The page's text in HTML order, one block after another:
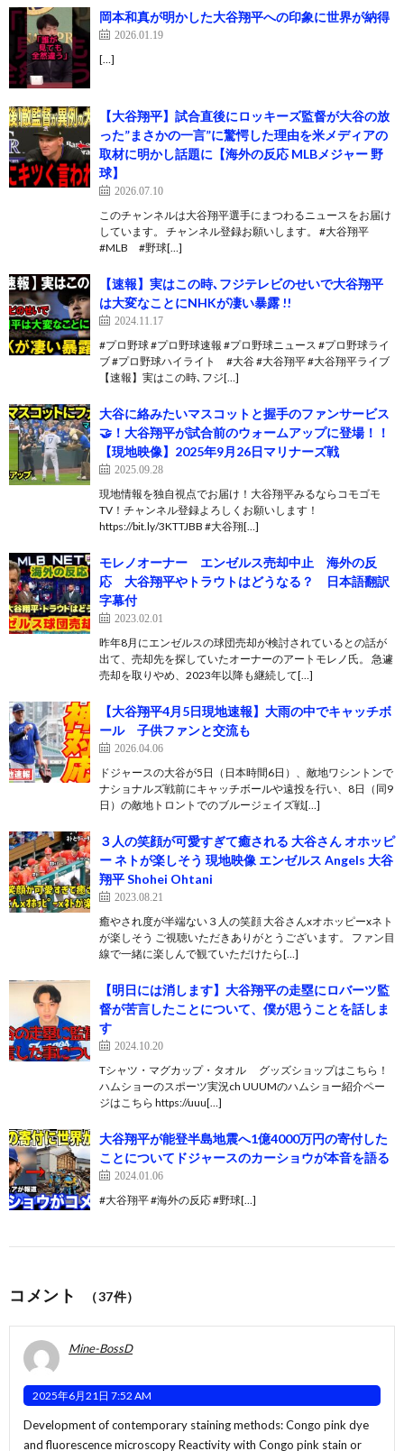
岡本和真が明かした大谷翔平への印象に世界が納得
2026.01.19
[…]
【大谷翔平】試合直後にロッキーズ監督が大谷の放
った”まさかの一言”に驚愕した理由を米メディアの
取材に明かし話題に【海外の反応 MLBメジャー 野
球】
2026.07.10
このチャンネルは大谷翔平選手にまつわるニュースをお届け
しています。 チャンネル登録お願いします。 #大谷翔平
#MLB #野球[…]
【速報】実はこの時､フジテレビのせいで大谷翔平
は大変なことにNHKが凄い暴露 !!
2024.11.17
#プロ野球 #プロ野球速報 #プロ野球ニュース #プロ野球ライ
ブ #プロ野球ハイライト #大谷 #大谷翔平 #大谷翔平ライブ
【速報】実はこの時､フジ[…]
大谷に絡みたいマスコットと握手のファンサービス
🤝！大谷翔平が試合前のウォームアップに登場！！
【現地映像】2025年9月26日マリナーズ戦
2025.09.28
現地情報を独自視点でお届け！大谷翔平みるならコモゴモ
TV！チャンネル登録よろしくお願いします！
https://bit.ly/3KTTJBB #大谷翔[…]
モレノオーナー エンゼルス売却中止 海外の反
応 大谷翔平やトラウトはどうなる？ 日本語翻訳
字幕付
2023.02.01
昨年8月にエンゼルスの球団売却が検討されているとの話が
出て、売却先を探していたオーナーのアートモレノ氏。 急遽
売却を取りやめ、2023年以降も継続して[…]
【大谷翔平4月5日現地速報】大雨の中でキャッチボ
ール 子供ファンと交流も
2026.04.06
ドジャースの大谷が5日（日本時間6日）、敵地ワシントンで
ナショナルズ戦前にキャッチボールや遠投を行い、8日（同9
日）の敵地トロントでのブルージェイズ戦[…]
３人の笑顔が可愛すぎて癒される 大谷さん オホッピ
ー ネトが楽しそう 現地映像 エンゼルス Angels 大谷
翔平 Shohei Ohtani
2023.08.21
癒やされ度が半端ない３人の笑顔 大谷さんxオホッピーxネト
が楽しそう ご視聴いただきありがとうございます。 ファン目
線で一緒に楽しんで観ていただけたら[…]
【明日には消します】大谷翔平の走塁にロバーツ監
督が苦言したことについて、僕が思うことを話しま
す
2024.10.20
Tシャツ・マグカップ・タオル グッズショップはこちら！
ハムショーのスポーツ実況ch UUUMのハムショー紹介ペー
ジはこちら https://uuu[…]
大谷翔平が能登半島地震へ1億4000万円の寄付した
ことについてドジャースのカーショウが本音を語る
2024.01.06
#大谷翔平 #海外の反応 #野球[…]
コメント （37件）
Mine-BossD
2025年6月21日 7:52 AM
Development of contemporary staining methods: Congo pink dye
and fluorescence microscopy Reactivity with Congo pink stain or